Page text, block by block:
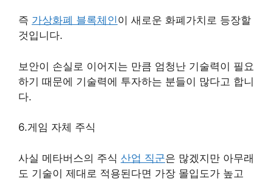
즉 가상화폐 블록체인이 새로운 화폐가치로 등장할
것입니다.
보안이 손실로 이어지는 만큼 엄청난 기술력이 필요
하기 때문에 기술력에 투자하는 분들이 많다고 합니
다.
6.게임 자체 주식
사실 메타버스의 주식 산업 직군은 많겠지만 아무래
도 기술이 제대로 적용된다면 가장 몰입도가 높고